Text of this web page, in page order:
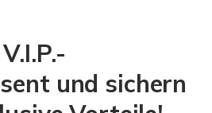
und sichern